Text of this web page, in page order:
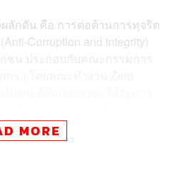
ลักดัน คือ การต่อต้านการทุจริต
Corruption and Integrity)
ชน ประกอบกับคณะกรรมการ
าครัฐและเอกชน เพื่อร่วมมือกัน
ลยีในการอนุมัติ อนุญาต และ
MORE